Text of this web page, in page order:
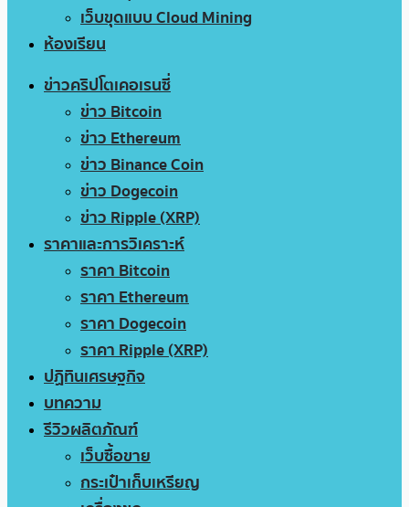
เว็บขุดแบบ Cloud Mining
ห้องเรียน
ข่าวคริปโตเคอเรนซี่
ข่าว Bitcoin
ข่าว Ethereum
ข่าว Binance Coin
ข่าว Dogecoin
ข่าว Ripple (XRP)
ราคาและการวิเคราะห์
ราคา Bitcoin
ราคา Ethereum
ราคา Dogecoin
ราคา Ripple (XRP)
ปฏิทินเศรษฐกิจ
บทความ
รีวิวผลิตภัณฑ์
เว็บซื้อขาย
กระเป๋าเก็บเหรียญ